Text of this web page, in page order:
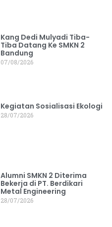
Kang Dedi Mulyadi Tiba-
Tiba Datang Ke SMKN 2
Bandung
07/08/2026
Kegiatan Sosialisasi Ekologi
28/07/2026
Alumni SMKN 2 Diterima
Bekerja di PT. Berdikari
Metal Engineering
28/07/2026